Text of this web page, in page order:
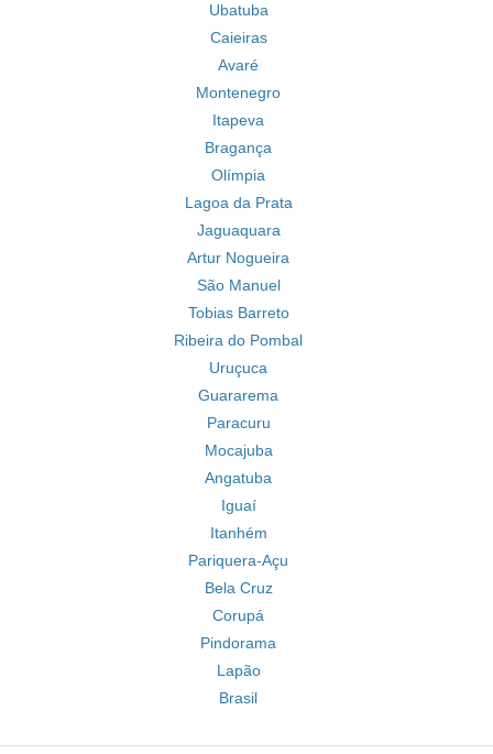
Ubatuba
Caieiras
Avaré
Montenegro
Itapeva
Bragança
Olímpia
Lagoa da Prata
Jaguaquara
Artur Nogueira
São Manuel
Tobias Barreto
Ribeira do Pombal
Uruçuca
Guararema
Paracuru
Mocajuba
Angatuba
Iguaí
Itanhém
Pariquera-Açu
Bela Cruz
Corupá
Pindorama
Lapão
Brasil